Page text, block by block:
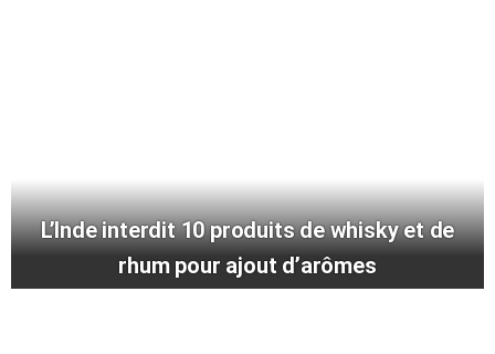
L’Inde interdit 10 produits de whisky et de
rhum pour ajout d’arômes